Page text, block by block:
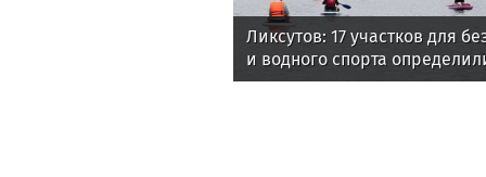
Ликсутов: 17 участков для
и водного спорта